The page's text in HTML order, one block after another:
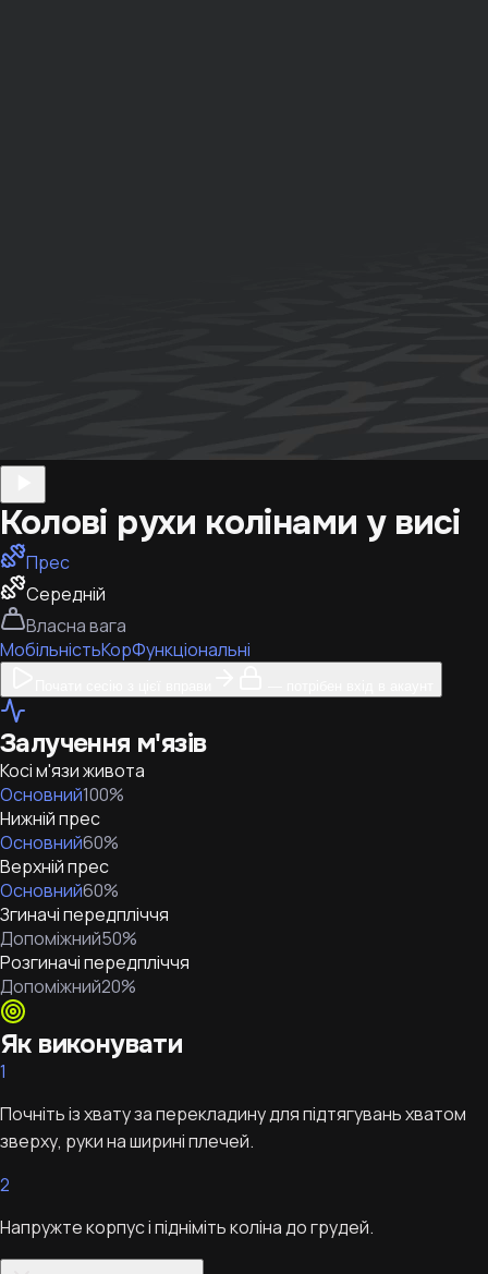
Колові рухи колінами у висі
Прес
Середній
Власна вага
МобільністьКорФункціональні
Залучення м'язів
Косі м'язи живота
Основний100%
Нижній прес
Основний60%
Верхній прес
Основний60%
Згиначі передпліччя
Допоміжний50%
Розгиначі передпліччя
Допоміжний20%
Як виконувати
1
Почніть із хвату за перекладину для підтягувань хватом
зверху, руки на ширині плечей.
2
Напружте корпус і підніміть коліна до грудей.